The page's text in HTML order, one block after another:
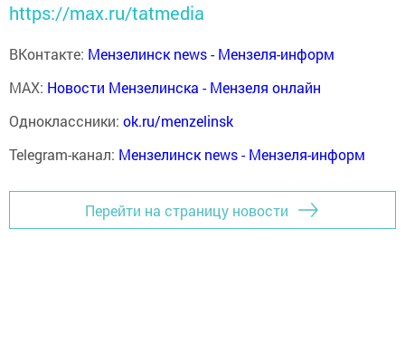
https://max.ru/tatmedia
ВКонтакте: Мензелинск news - Мензеля-информ
MAX: Новости Мензелинска - Мензеля онлайн
Одноклассники: ok.ru/menzelinsk
Telegram-канал: Мензелинск news - Мензеля-информ
Перейти на страницу новости